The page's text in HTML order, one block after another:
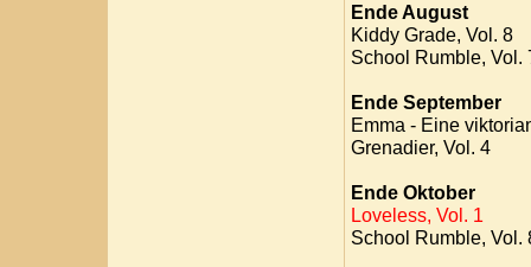
Ende August
Kiddy Grade, Vol. 8
School Rumble, Vol.
Ende September
Emma - Eine
Grenadier, Vol. 4
Ende Oktober
Loveless, Vol. 1
School Rumble, Vol.